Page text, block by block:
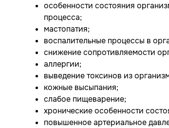
особенности состояния
процесса;
мастопатия;
воспалительные процессы в
снижение сопротивляемости
аллергии;
выведение токсинов из
кожные высыпания;
слабое пищеварение;
хронические особенности
повышенное артериальное